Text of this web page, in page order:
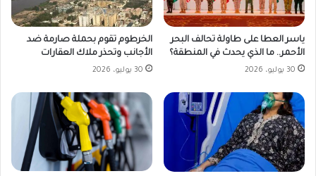
ياسر العطا على طاولة تحالف البحر
الأحمر.. ما الذي يحدث في المنطقة؟
30 يوليو، 2026
الخرطوم تقوم بحملة صارمة ضد
الأجانب وتحذر ملاك العقارات
30 يوليو، 2026